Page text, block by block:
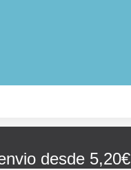
desde 5,20€